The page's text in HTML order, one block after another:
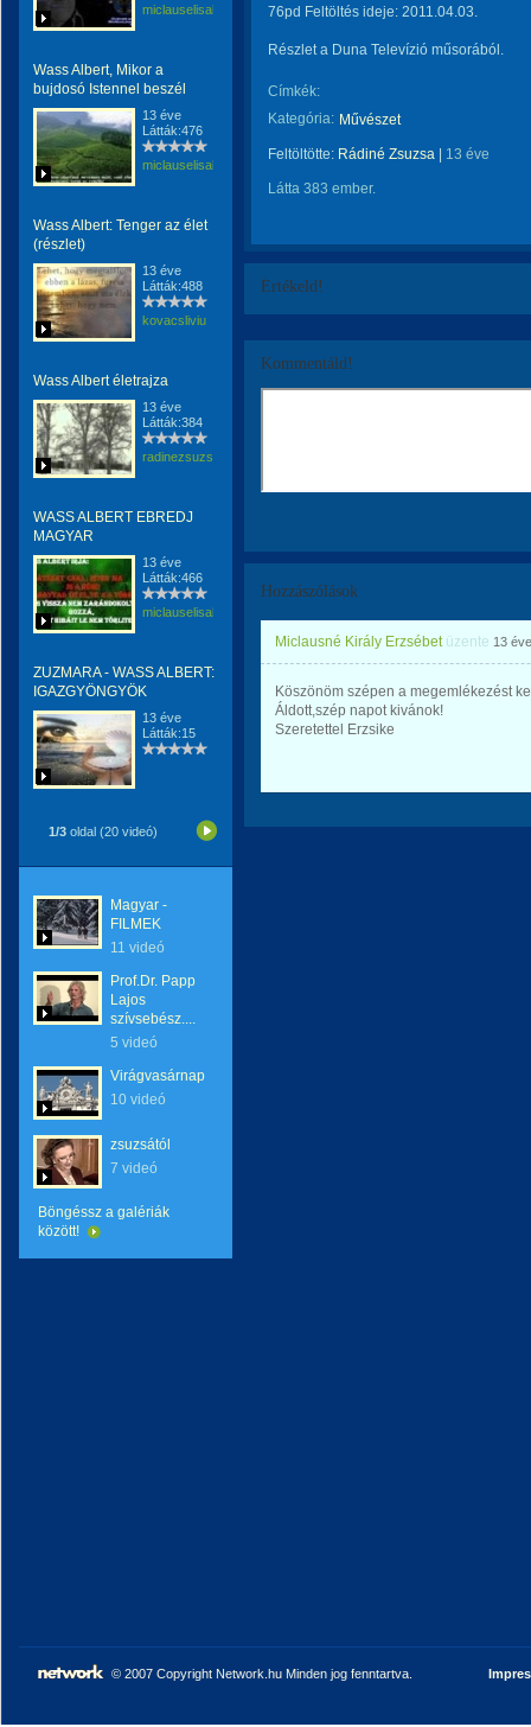
miclauselisabeta
Wass Albert, Mikor a
bujdosó Istennel beszél
13 éve
Látták:476
miclauselisabeta
Wass Albert: Tenger az élet
(részlet)
13 éve
Látták:488
kovacsliviu
Wass Albert életrajza
13 éve
Látták:384
radinezsuzsa
WASS ALBERT EBREDJ
MAGYAR
13 éve
Látták:466
miclauselisabeta
ZUZMARA - WASS ALBERT:
IGAZGYÖNGYÖK
13 éve
Látták:15
1/3 oldal (20 videó)
Magyar -
FILMEK
11 videó
Prof.Dr. Papp
Lajos
szívsebész....
5 videó
Virágvasárnap
10 videó
zsuzsától
7 videó
Böngéssz a galériák
között!
76pd Feltöltés ideje: 2011.04.03.
Részlet a Duna Televízió műsorából.
Címkék:
Kategória: Művészet
Feltöltötte: Rádiné Zsuzsa 13 éve
Látta 383 ember.
Értékeld!
Kommentáld!
Hozzászólások
Miclausné Király Erzsébetüzente 13 éve
Köszönöm szépen a megemlékezést
Áldott,szép napot kivánok!
Szeretettel Erzsike
© 2007 Copyright Network.hu Minden jog fenntartva.